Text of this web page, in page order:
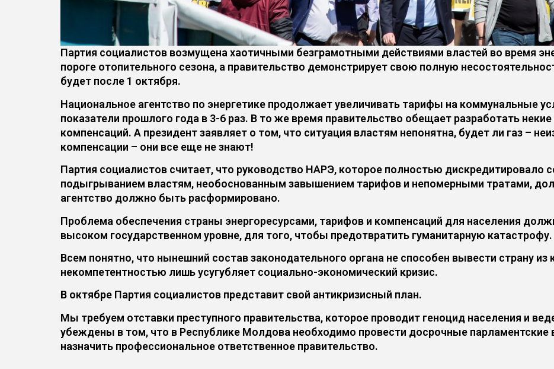
Партия социалистов возмущена хаотичными безграмотными действиями властей во время
пороге отопительного сезона, а правительство демонстрирует свою полную
будет после 1 октября.
Национальное агентство по энергетике продолжает увеличивать тарифы на коммунальные
показатели прошлого года в 3-6 раз. В то же время правительство обещает разработать
компенсаций. А президент заявляет о том, что ситуация властям непонятна, будет ли газ –
компенсации – они все еще не знают!
Партия социалистов считает, что руководство НАРЭ, которое полностью дискредитировало
подыгрыванием властям, необоснованным завышением тарифов и непомерными тратами,
агентство должно быть расформировано.
Проблема обеспечения страны энергоресурсами, тарифов и компенсаций для населения
высоком государственном уровне, для того, чтобы предотвратить гуманитарную катастрофу.
Всем понятно, что нынешний состав законодательного органа не способен вывести страну из
некомпетентностью лишь усугубляет социально-экономический кризис.
В октябре Партия социалистов представит свой антикризисный план.
Мы требуем отставки преступного правительства, которое проводит геноцид населения и
убеждены в том, что в Республике Молдова необходимо провести досрочные парламентские
назначить профессиональное ответственное правительство.